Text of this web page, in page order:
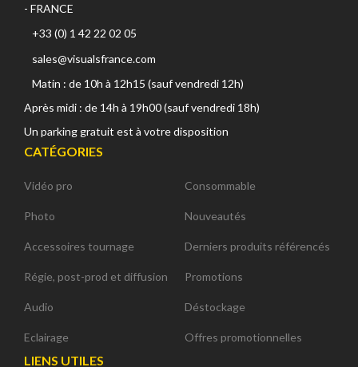
- FRANCE
+33 (0) 1 42 22 02 05
sales@visualsfrance.com
Matin : de 10h à 12h15 (sauf vendredi 12h)
Après midi : de 14h à 19h00 (sauf vendredi 18h)
Un parking gratuit est à votre disposition
CATÉGORIES
Vidéo pro
Photo
Accessoires tournage
Régie, post-prod et diffusion
Audio
Eclairage
Consommable
Nouveautés
Derniers produits référencés
Promotions
Déstockage
Offres promotionnelles
LIENS UTILES